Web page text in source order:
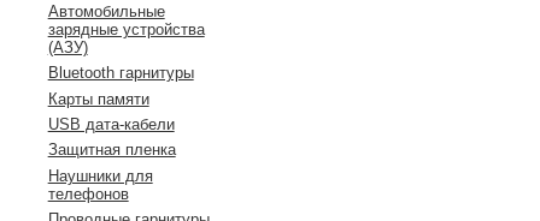
Автомобильные
зарядные устройства
(АЗУ)
Bluetooth гарнитуры
Карты памяти
USB дата-кабели
Защитная пленка
Наушники для
телефонов